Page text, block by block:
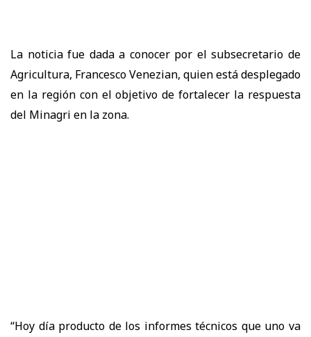
La noticia fue dada a conocer por el subsecretario de
Agricultura, Francesco Venezian, quien está desplegado
en la región con el objetivo de fortalecer la respuesta
del Minagri en la zona.
“Hoy día producto de los informes técnicos que uno va